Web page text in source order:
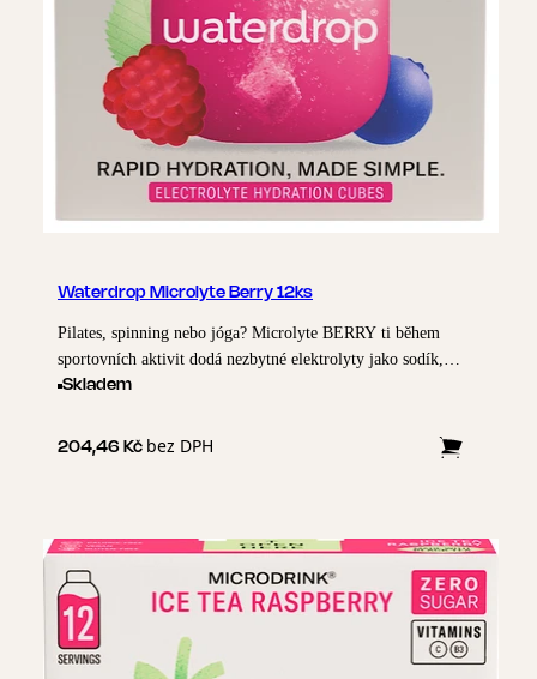
Waterdrop Microlyte Berry 12ks
Pilates, spinning nebo jóga? Microlyte BERRY ti během
sportovních aktivit dodá nezbytné elektrolyty jako sodík,
vápník, hořčík a chlorid - a navíc skvěle chutná!
Skladem
204,46 Kč bez DPH